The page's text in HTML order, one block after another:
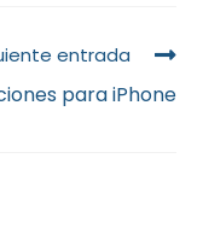
entrada
para iPhone